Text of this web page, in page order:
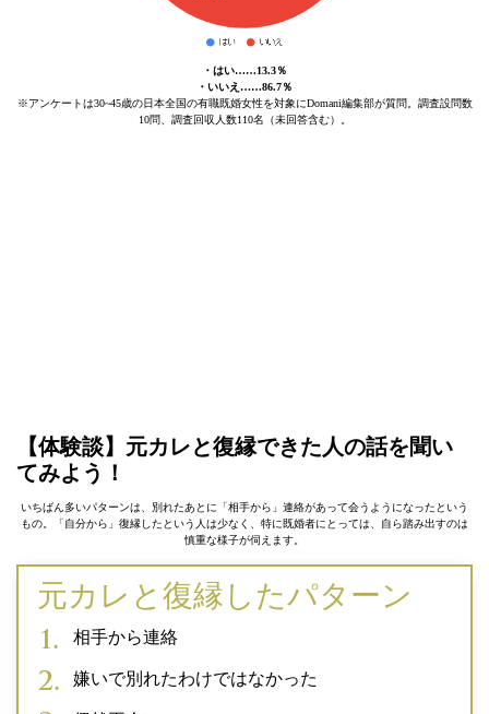
・はい……13.3％
・いいえ……86.7％
※アンケートは30~45歳の日本全国の有職既婚女性を対象にDomani編集部が質問。調査設問数
10問、調査回収人数110名（未回答含む）。
【体験談】元カレと復縁できた人の話を聞い
てみよう！
いちばん多いパターンは、別れたあとに「相手から」連絡があって会うようになったという
もの。「自分から」復縁したという人は少なく、特に既婚者にとっては、自ら踏み出すのは
慎重な様子が伺えます。
元カレと復縁したパターン
相手から連絡
嫌いで別れたわけではなかった